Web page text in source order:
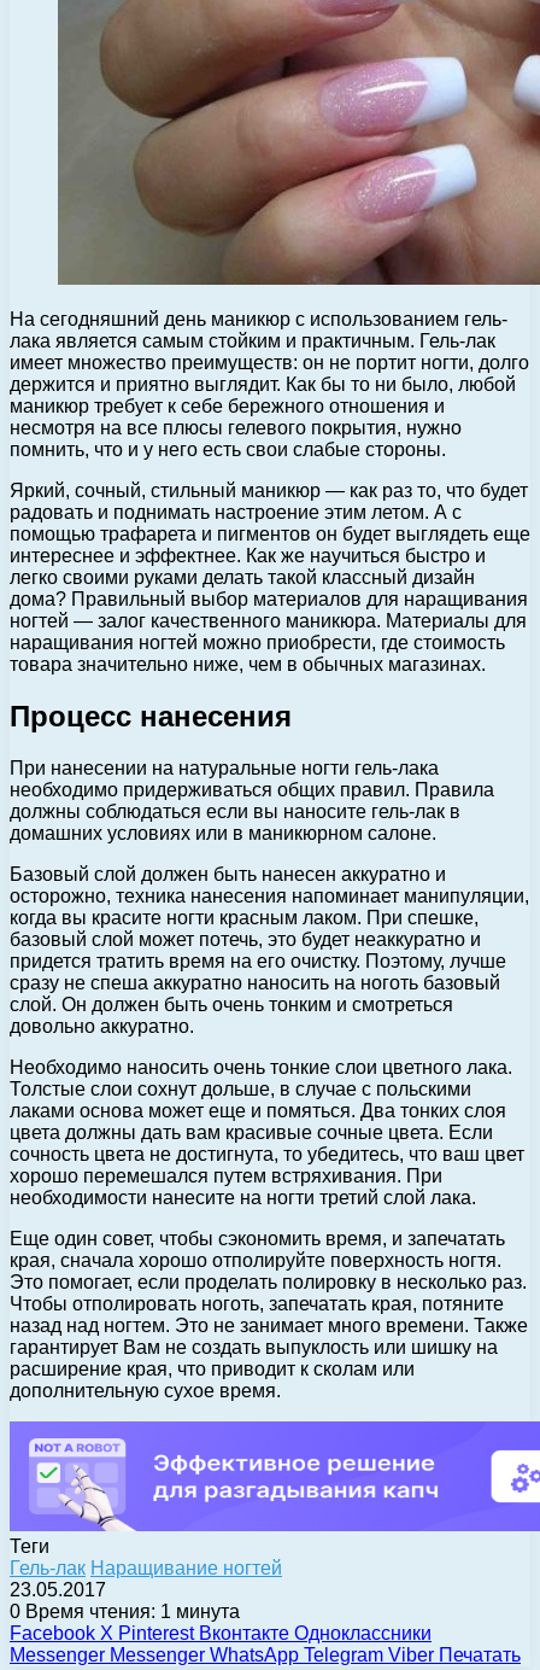
На сегодняшний день маникюр с использованием гель-
лака является самым стойким и практичным. Гель-лак
имеет множество преимуществ: он не портит ногти, долго
держится и приятно выглядит. Как бы то ни было, любой
маникюр требует к себе бережного отношения и
несмотря на все плюсы гелевого покрытия, нужно
помнить, что и у него есть свои слабые стороны.
Яркий, сочный, стильный маникюр — как раз то, что будет
радовать и поднимать настроение этим летом. А с
помощью трафарета и пигментов он будет выглядеть еще
интереснее и эффектнее. Как же научиться быстро и
легко своими руками делать такой классный дизайн
дома? Правильный выбор материалов для наращивания
ногтей — залог качественного маникюра. Материалы для
наращивания ногтей можно приобрести, где стоимость
товара значительно ниже, чем в обычных магазинах.
Процесс нанесения
При нанесении на натуральные ногти гель-лака
необходимо придерживаться общих правил. Правила
должны соблюдаться если вы наносите гель-лак в
домашних условиях или в маникюрном салоне.
Базовый слой должен быть нанесен аккуратно и
осторожно, техника нанесения напоминает манипуляции,
когда вы красите ногти красным лаком. При спешке,
базовый слой может потечь, это будет неаккуратно и
придется тратить время на его очистку. Поэтому, лучше
сразу не спеша аккуратно наносить на ноготь базовый
слой. Он должен быть очень тонким и смотреться
довольно аккуратно.
Необходимо наносить очень тонкие слои цветного лака.
Толстые слои сохнут дольше, в случае с польскими
лаками основа может еще и помяться. Два тонких слоя
цвета должны дать вам красивые сочные цвета. Если
сочность цвета не достигнута, то убедитесь, что ваш цвет
хорошо перемешался путем встряхивания. При
необходимости нанесите на ногти третий слой лака.
Еще один совет, чтобы сэкономить время, и запечатать
края, сначала хорошо отполируйте поверхность ногтя.
Это помогает, если проделать полировку в несколько раз.
Чтобы отполировать ноготь, запечатать края, потяните
назад над ногтем. Это не занимает много времени. Также
гарантирует Вам не создать выпуклость или шишку на
расширение края, что приводит к сколам или
дополнительную сухое время.
Теги
Гель-лак Наращивание ногтей
23.05.2017
0 Время чтения: 1 минута
Facebook X Pinterest Вконтакте Одноклассники
Messenger Messenger WhatsApp Telegram Viber Печатать